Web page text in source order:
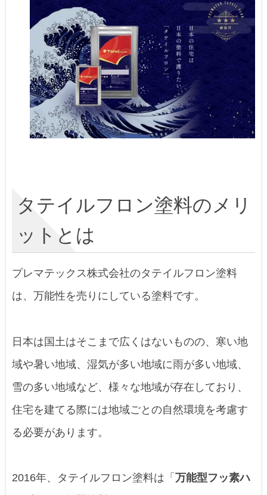
タテイルフロン塗料のメリ
ットとは
プレマテックス株式会社のタテイルフロン塗料
は、万能性を売りにしている塗料です。
日本は国土はそこまで広くはないものの、寒い地
域や暑い地域、湿気が多い地域に雨が多い地域、
雪の多い地域など、様々な地域が存在しており、
住宅を建てる際には地域ごとの自然環境を考慮す
る必要があります。
2016年、タテイルフロン塗料は「 万能型フッ素ハ